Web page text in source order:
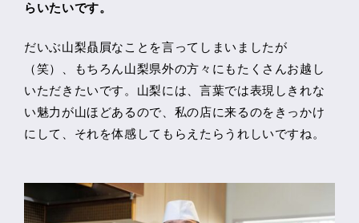
らいたいです。
だいぶ山梨贔屓なことを言ってしまいましたが
（笑）、もちろん山梨県外の方々にもたくさんお越し
いただきたいです。山梨には、言葉では表現しきれな
い魅力が山ほどあるので、私の店に来るのをきっかけ
にして、それを体感してもらえたらうれしいですね。